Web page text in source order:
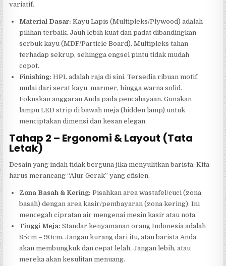
variatif.
Material Dasar: Kayu Lapis (Multipleks/Plywood) adalah
pilihan terbaik. Jauh lebih kuat dan padat dibandingkan
serbuk kayu (MDF/Particle Board). Multipleks tahan
terhadap sekrup, sehingga engsel pintu tidak mudah
copot.
Finishing: HPL adalah raja di sini. Tersedia ribuan motif,
mulai dari serat kayu, marmer, hingga warna solid.
Fokuskan anggaran Anda pada pencahayaan. Gunakan
lampu LED strip di bawah meja (hidden lamp) untuk
menciptakan dimensi dan kesan elegan.
Tahap 2 – Ergonomi & Layout (Tata
Letak)
Desain yang indah tidak berguna jika menyulitkan barista. Kita
harus merancang “Alur Gerak” yang efisien.
Zona Basah & Kering: Pisahkan area wastafel/cuci (zona
basah) dengan area kasir/pembayaran (zona kering). Ini
mencegah cipratan air mengenai mesin kasir atau nota.
Tinggi Meja: Standar kenyamanan orang Indonesia adalah
85cm – 90cm. Jangan kurang dari itu, atau barista Anda
akan membungkuk dan cepat lelah. Jangan lebih, atau
mereka akan kesulitan menuang.